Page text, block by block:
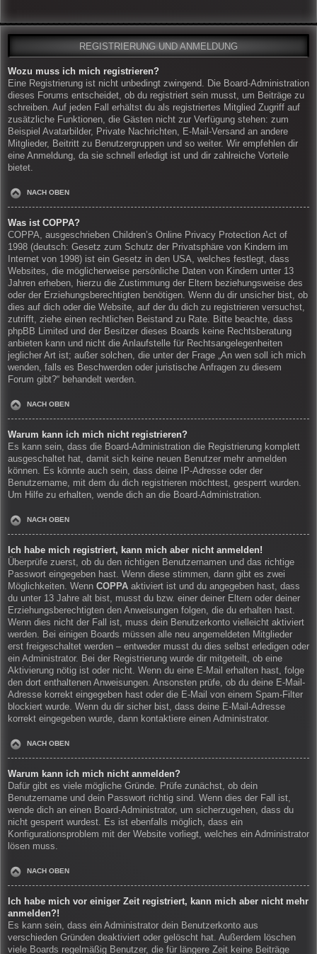
REGISTRIERUNG UND ANMELDUNG
Wozu muss ich mich registrieren?
Eine Registrierung ist nicht unbedingt zwingend. Die Board-Administration
dieses Forums entscheidet, ob du registriert sein musst, um Beiträge zu
schreiben. Auf jeden Fall erhältst du als registriertes Mitglied Zugriff auf
zusätzliche Funktionen, die Gästen nicht zur Verfügung stehen: zum
Beispiel Avatarbilder, Private Nachrichten, E-Mail-Versand an andere
Mitglieder, Beitritt zu Benutzergruppen und so weiter. Wir empfehlen dir
eine Anmeldung, da sie schnell erledigt ist und dir zahlreiche Vorteile
bietet.
NACH OBEN
Was ist COPPA?
COPPA, ausgeschrieben Children’s Online Privacy Protection Act of
1998 (deutsch: Gesetz zum Schutz der Privatsphäre von Kindern im
Internet von 1998) ist ein Gesetz in den USA, welches festlegt, dass
Websites, die möglicherweise persönliche Daten von Kindern unter 13
Jahren erheben, hierzu die Zustimmung der Eltern beziehungsweise des
oder der Erziehungsberechtigten benötigen. Wenn du dir unsicher bist, ob
dies auf dich oder die Website, auf der du dich zu registrieren versuchst,
zutrifft, ziehe einen rechtlichen Beistand zu Rate. Bitte beachte, dass
phpBB Limited und der Besitzer dieses Boards keine Rechtsberatung
anbieten kann und nicht die Anlaufstelle für Rechtsangelegenheiten
jeglicher Art ist; außer solchen, die unter der Frage „An wen soll ich mich
wenden, falls es Beschwerden oder juristische Anfragen zu diesem
Forum gibt?“ behandelt werden.
NACH OBEN
Warum kann ich mich nicht registrieren?
Es kann sein, dass die Board-Administration die Registrierung komplett
ausgeschaltet hat, damit sich keine neuen Benutzer mehr anmelden
können. Es könnte auch sein, dass deine IP-Adresse oder der
Benutzername, mit dem du dich registrieren möchtest, gesperrt wurden.
Um Hilfe zu erhalten, wende dich an die Board-Administration.
NACH OBEN
Ich habe mich registriert, kann mich aber nicht anmelden!
Überprüfe zuerst, ob du den richtigen Benutzernamen und das richtige
Passwort eingegeben hast. Wenn diese stimmen, dann gibt es zwei
Möglichkeiten. Wenn COPPA aktiviert ist und du angegeben hast, dass
du unter 13 Jahre alt bist, musst du bzw. einer deiner Eltern oder deiner
Erziehungsberechtigten den Anweisungen folgen, die du erhalten hast.
Wenn dies nicht der Fall ist, muss dein Benutzerkonto vielleicht aktiviert
werden. Bei einigen Boards müssen alle neu angemeldeten Mitglieder
erst freigeschaltet werden – entweder musst du dies selbst erledigen oder
ein Administrator. Bei der Registrierung wurde dir mitgeteilt, ob eine
Aktivierung nötig ist oder nicht. Wenn du eine E-Mail erhalten hast, folge
den dort enthaltenen Anweisungen. Ansonsten prüfe, ob du deine E-Mail-
Adresse korrekt eingegeben hast oder die E-Mail von einem Spam-Filter
blockiert wurde. Wenn du dir sicher bist, dass deine E-Mail-Adresse
korrekt eingegeben wurde, dann kontaktiere einen Administrator.
NACH OBEN
Warum kann ich mich nicht anmelden?
Dafür gibt es viele mögliche Gründe. Prüfe zunächst, ob dein
Benutzername und dein Passwort richtig sind. Wenn dies der Fall ist,
wende dich an einen Board-Administrator, um sicherzugehen, dass du
nicht gesperrt wurdest. Es ist ebenfalls möglich, dass ein
Konfigurationsproblem mit der Website vorliegt, welches ein Administrator
lösen muss.
NACH OBEN
Ich habe mich vor einiger Zeit registriert, kann mich aber nicht mehr
anmelden?!
Es kann sein, dass ein Administrator dein Benutzerkonto aus
verschieden Gründen deaktiviert oder gelöscht hat. Außerdem löschen
viele Boards regelmäßig Benutzer, die für längere Zeit keine Beiträge